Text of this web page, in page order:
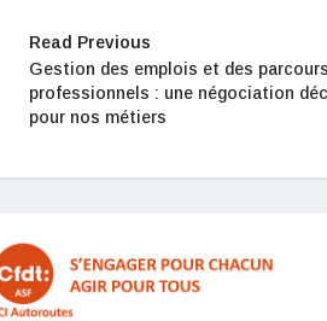
Read Previous
Gestion des emplois et des parcours
professionnels : une négociation
pour nos métiers